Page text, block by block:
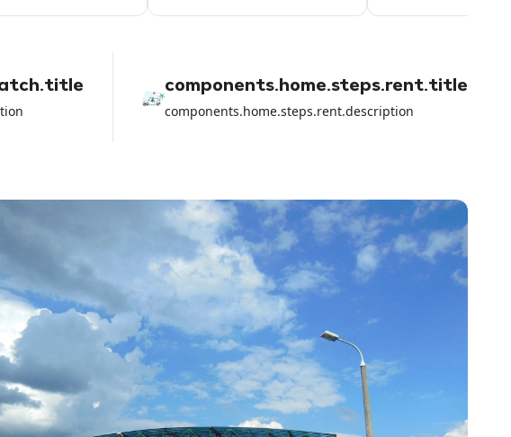
components.home.steps.rent.title
components.home.steps.rent.description